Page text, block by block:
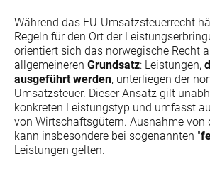
Während das EU-Umsatzsteuerrecht
Regeln für den Ort der
orientiert sich das norwegische Recht
allgemeineren Grundsatz: Leistungen,
ausgeführt werden, unterliegen der
Umsatzsteuer. Dieser Ansatz gilt
konkreten Leistungstyp und umfasst
von Wirtschaftsgütern. Ausnahme von
kann insbesondere bei sogenannten "
Leistungen gelten.